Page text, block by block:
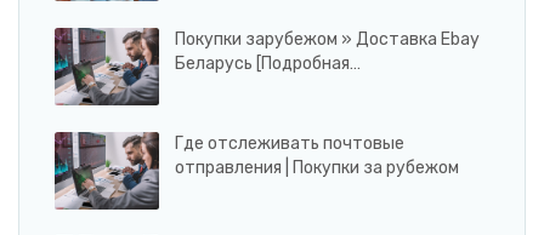
Покупки зарубежом » Доставка Ebay
Беларусь [Подробная…
Где отслеживать почтовые
отправления | Покупки за рубежом